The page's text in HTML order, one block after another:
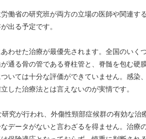
働省の研究班が両方の立場の医師や関連す
出る予定です。
わせた治療が最優先されます。全国のいく
通る骨の管である脊柱管と、脊髄を包む硬
いては十分な評価ができていません。感染
した治療法とは言えないのが実情です。
究が行われ、外傷性頸部症候群の有効な治
データがないと言わざるを得ません。治療